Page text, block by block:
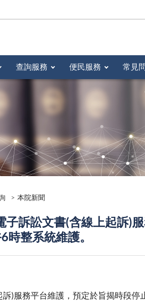
查詢服務 便民服務 常見
本院新聞
子訴訟文書(含線上起訴)
時整系統維護。
)服務平台維護，預定於旨揭時段